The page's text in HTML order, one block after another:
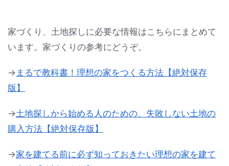
家づくり、土地探しに必要な情報はこちらにまとめて
います。家づくりの参考にどうぞ。
→ まるで教科書！理想の家をつくる方法【絶対保存
版】
→土地探しから始める人のための、失敗しない土地の
購入方法【絶対保存版】
→家を建てる前に必ず知っておきたい理想の家を建て